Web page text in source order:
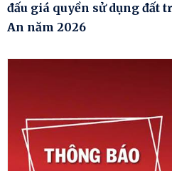
đấu giá quyền sử dụng đất
An năm 2026